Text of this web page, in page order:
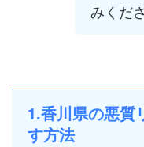
みくだ
1.香川県の悪質
す方法